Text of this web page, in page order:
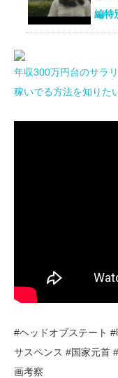
編特
年収300万円台のサラ
稼いでる方法を知りた
#ヘッドオブステート
サスペンス #国家元首
画考察